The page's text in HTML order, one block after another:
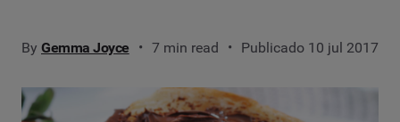
By Gemma Joyce 7 min read Publicado 10 jul 2017